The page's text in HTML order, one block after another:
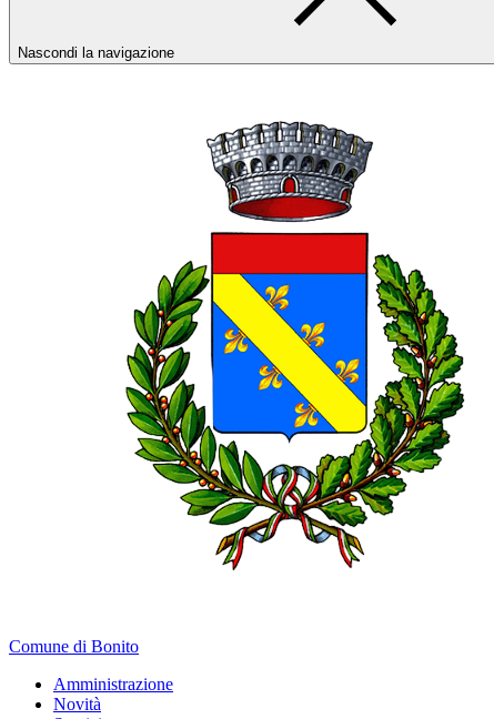
Nascondi la navigazione
Comune di Bonito
Amministrazione
Novità